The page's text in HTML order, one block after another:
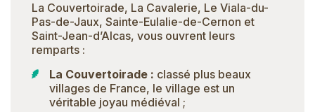
La Couvertoirade, La Cavalerie, Le Viala-du-
Pas-de-Jaux, Sainte-Eulalie-de-Cernon et
Saint-Jean-d’Alcas, vous ouvrent leurs
remparts :
La Couvertoirade : classé plus beaux
villages de France, le village est un
véritable joyau médiéval ;